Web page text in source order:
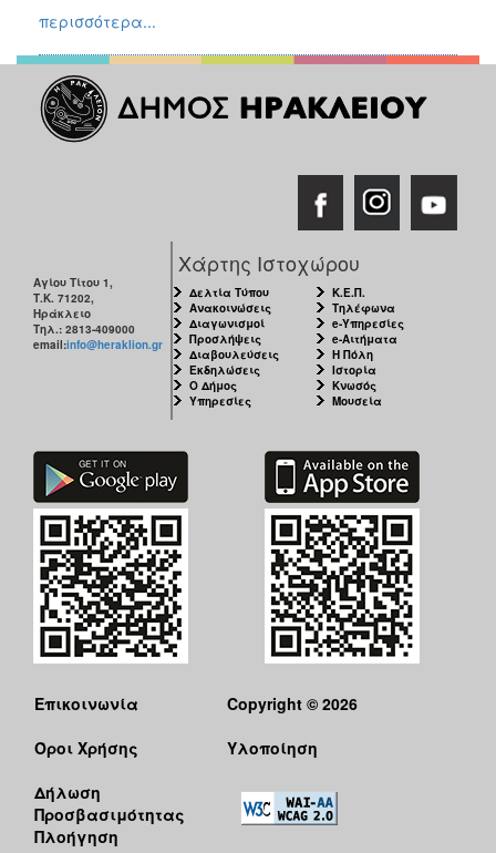
περισσότερα...
Αγίου Τίτου 1,
Τ.Κ. 71202,
Ηράκλειο
Τηλ.: 2813-409000
email:info@heraklion.gr
Χάρτης Ιστοχώρου
Δελτία Τύπου
Ανακοινώσεις
Διαγωνισμοί
Προσλήψεις
Διαβουλεύσεις
Εκδηλώσεις
Ο Δήμος
Υπηρεσίες
Κ.Ε.Π.
Τηλέφωνα
e-Υπηρεσίες
e-Αιτήματα
Η Πόλη
Ιστορία
Κνωσός
Μουσεία
Επικοινωνία
Όροι Χρήσης
Δήλωση
Προσβασιμότητας
Πλοήγηση
Copyright © 2026
Υλοποίηση